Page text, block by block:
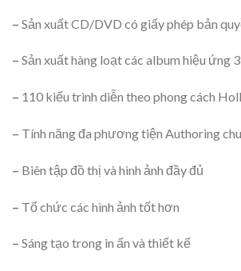
– Sản xuất CD/DVD có giấy phép bản
– Sản xuất hàng loạt các album hiệu ứng
– 110 kiểu trình diễn theo phong cách
– Tính năng đa phương tiện Authoring
– Biên tập đồ thị và hình ảnh đầy đủ
– Tổ chức các hình ảnh tốt hơn
– Sáng tạo trong in ấn và thiết kế